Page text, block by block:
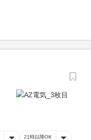
21時以降OK